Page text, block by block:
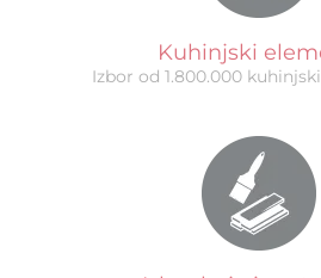
Kuhinjski
Izbor od 1.800.000